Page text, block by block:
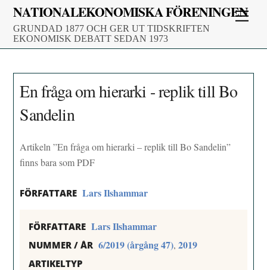
Skip
content
NATIONALEKONOMISKA FÖRENINGEN
GRUNDAD 1877 OCH GER UT TIDSKRIFTEN
EKONOMISK DEBATT SEDAN 1973
En fråga om hierarki - replik till Bo
Sandelin
Artikeln ”En fråga om hierarki – replik till Bo Sandelin”
finns bara som PDF
FÖRFATTARE Lars Ilshammar
FÖRFATTARE Lars Ilshammar
NUMMER / ÅR 6/2019 (årgång 47),2019
ARTIKELTYP